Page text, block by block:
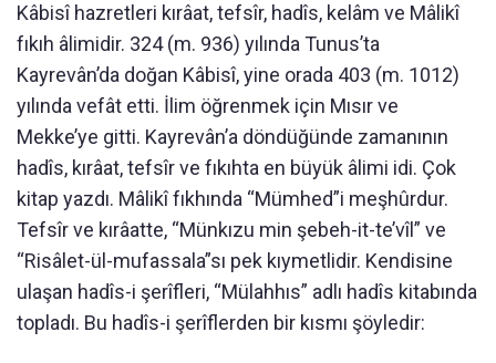
Kâbisî hazretleri kırâat, tefsîr, hadîs, kelâm ve Mâlikî
fıkıh âlimidir. 324 (m. 936) yılında Tunus’ta
Kayrevân’da doğan Kâbisî, yine orada 403 (m. 1012)
yılında vefât etti. İlim öğrenmek için Mısır ve
Mekke’ye gitti. Kayrevân’a döndüğünde zamanının
hadîs, kırâat, tefsîr ve fıkıhta en büyük âlimi idi. Çok
kitap yazdı. Mâlikî fıkhında “Mümhed”i meşhûrdur.
Tefsîr ve kırâatte, “Münkızu min şebeh-it-te’vîl” ve
“Risâlet-ül-mufassala”sı pek kıymetlidir. Kendisine
ulaşan hadîs-i şerîfleri, “Mülahhıs” adlı hadîs kitabında
topladı. Bu hadîs-i şerîflerden bir kısmı şöyledir: